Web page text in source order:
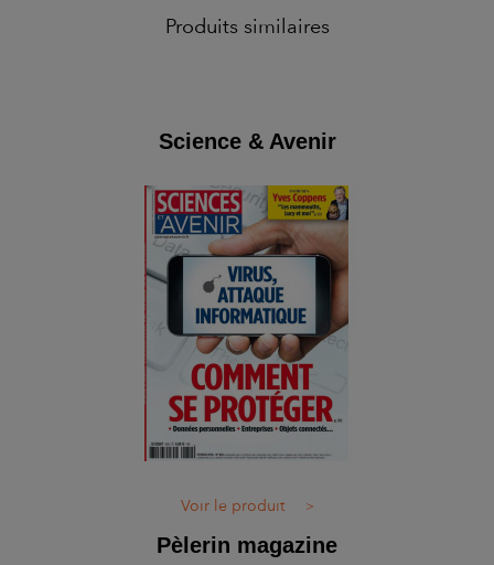
Produits similaires
Science & Avenir
Voir le produit >
Pèlerin magazine